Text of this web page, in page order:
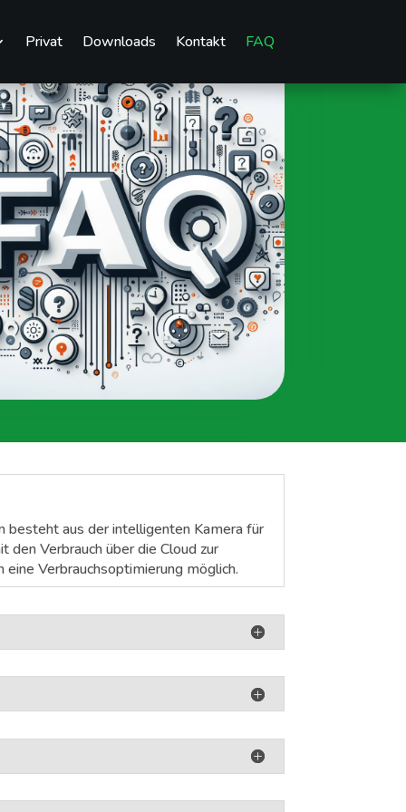
Privat Downloads Kontakt FAQ
besteht aus der intelligenten Kamera für
Verbrauch über die Cloud zur
Verbrauchsoptimierung möglich.